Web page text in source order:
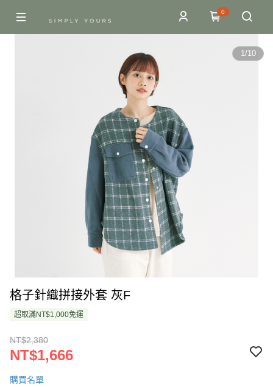
0
1/10
格子針織拼接外套 灰F
超取滿NT$1,000免運
NT$2,380
NT$1,666
購買名單